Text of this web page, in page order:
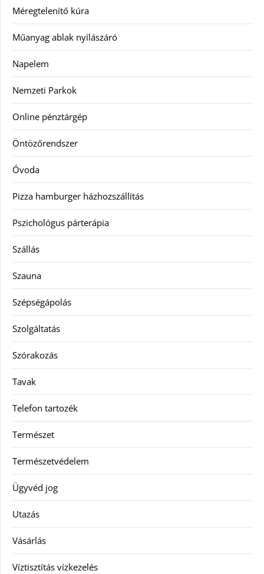
Méregtelenítő kúra
Műanyag ablak nyílászáró
Napelem
Nemzeti Parkok
Online pénztárgép
Öntözőrendszer
Óvoda
Pizza hamburger házhozszállítás
Pszichológus párterápia
Szállás
Szauna
Szépségápolás
Szolgáltatás
Szórakozás
Tavak
Telefon tartozék
Természet
Természetvédelem
Ügyvéd jog
Utazás
Vásárlás
Víztisztítás vízkezelés